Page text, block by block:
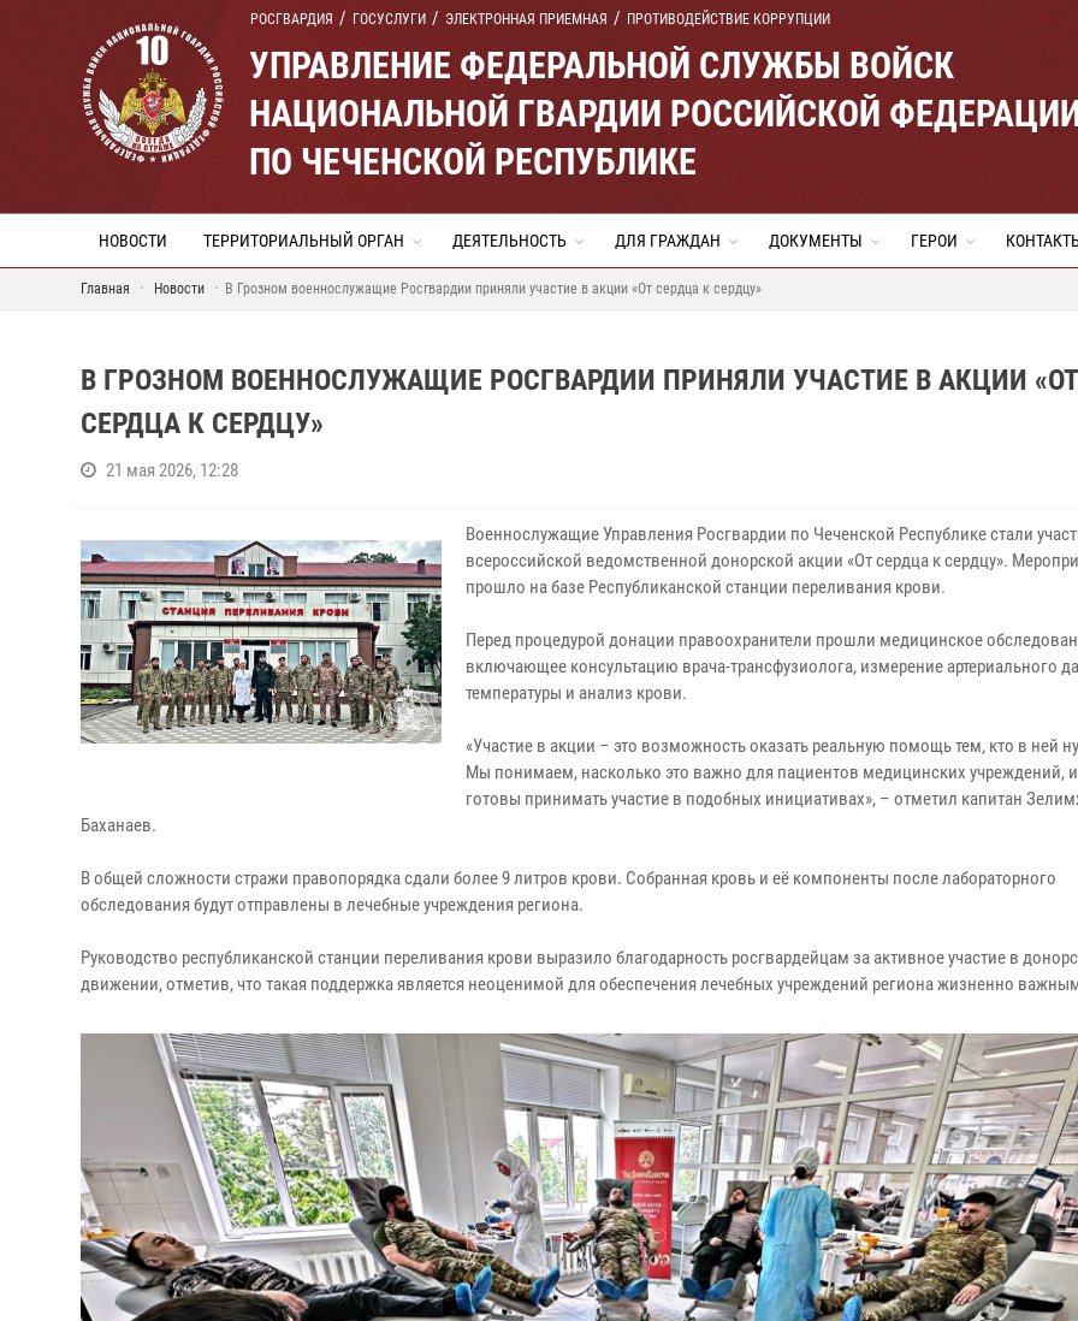
РОСГВАРДИЯ ГОСУСЛУГИ ЭЛЕКТРОННАЯ ПРИЕМНАЯ ПРОТИВОДЕЙСТВИЕ КОРРУПЦИИ
УПРАВЛЕНИЕ ФЕДЕРАЛЬНОЙ СЛУЖБЫ ВОЙСК
НАЦИОНАЛЬНОЙ ГВАРДИИ РОССИЙСКОЙ
ПО ЧЕЧЕНСКОЙ РЕСПУБЛИКЕ
НОВОСТИ ТЕРРИТОРИАЛЬНЫЙ ОРГАН ДЕЯТЕЛЬНОСТЬ ДЛЯ ГРАЖДАН ДОКУМЕНТЫ ГЕРОИ
Главная Новости В Грозном военнослужащие Росгвардии приняли участие в акции «От сердца к сердцу»
В ГРОЗНОМ ВОЕННОСЛУЖАЩИЕ РОСГВАРДИИ ПРИНЯЛИ УЧАСТИЕ В АКЦИИ «ОТ
СЕРДЦА К СЕРДЦУ»
21 мая 2026, 12:28
Военнослужащие Управления Росгвардии по Чеченской Республике стали
всероссийской ведомственной донорской акции «От сердца к сердцу».
прошло на базе Республиканской станции переливания крови.
Перед процедурой донации правоохранители прошли медицинское
включающее консультацию врача-трансфузиолога, измерение артериального
температуры и анализ крови.
«Участие в акции – это возможность оказать реальную помощь тем, кто в ней
Мы понимаем, насколько это важно для пациентов медицинских учреждений,
готовы принимать участие в подобных инициативах», – отметил капитан
Баханаев.
В общей сложности стражи правопорядка сдали более 9 литров крови. Собранная кровь и её компоненты после лабораторного
обследования будут отправлены в лечебные учреждения региона.
Руководство республиканской станции переливания крови выразило благодарность росгвардейцам за активное участие в
движении, отметив, что такая поддержка является неоценимой для обеспечения лечебных учреждений региона жизненно